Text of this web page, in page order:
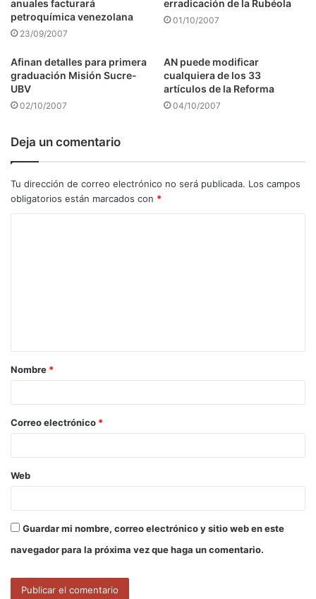
anuales facturará
petroquímica venezolana
23/09/2007
erradicación de la Rubéola
01/10/2007
Afinan detalles para primera
graduación Misión Sucre-
UBV
02/10/2007
AN puede modificar
cualquiera de los 33
artículos de la Reforma
04/10/2007
Deja un comentario
Tu dirección de correo electrónico no será publicada. Los campos
obligatorios están marcados con *
a
r
*
Nombre *
Correo electrónico *
Web
Guardar mi nombre, correo electrónico y sitio web en este
navegador para la próxima vez que haga un comentario.